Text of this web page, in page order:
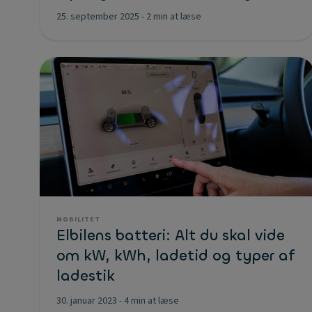
25. september 2025 - 2 min at læse
MOBILITET
Elbilens batteri: Alt du skal vide
om kW, kWh, ladetid og typer af
ladestik
30. januar 2023 - 4 min at læse